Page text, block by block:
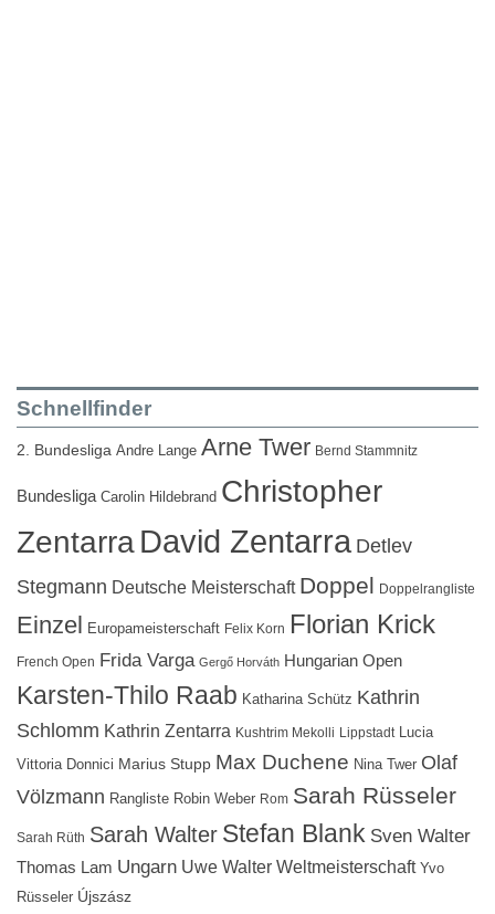
Schnellfinder
2. Bundesliga Andre Lange Arne Twer Bernd Stammnitz
Bundesliga Carolin Hildebrand Christopher
ZentarraDavid Zentarra Detlev
Stegmann Deutsche Meisterschaft Doppel Doppelrangliste
Einzel Europameisterschaft Felix Korn Florian Krick
French Open Frida Varga Gergő Horváth Hungarian Open
Karsten-Thilo Raab Katharina Schütz Kathrin
Schlomm Kathrin Zentarra Kushtrim Mekolli Lippstadt Lucia
Vittoria Donnici Marius Stupp Max Duchene Nina Twer Olaf
Völzmann Rangliste Robin Weber Rom Sarah Rüsseler
Sarah Rüth Sarah Walter Stefan Blank Sven Walter
Thomas Lam Ungarn Uwe Walter Weltmeisterschaft Yvo
Rüsseler Újszász